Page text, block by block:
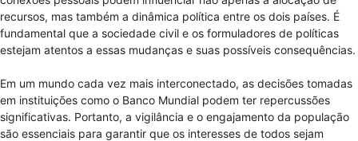
recursos, mas também a dinâmica política entre os dois países. É
fundamental que a sociedade civil e os formuladores de políticas
estejam atentos a essas mudanças e suas possíveis consequências.
Em um mundo cada vez mais interconectado, as decisões tomadas
em instituições como o Banco Mundial podem ter repercussões
significativas. Portanto, a vigilância e o engajamento da população
são essenciais para garantir que os interesses de todos sejam